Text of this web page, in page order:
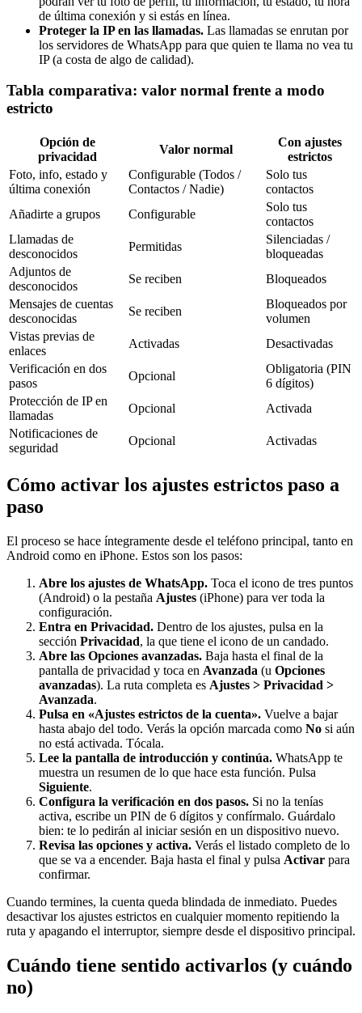
de última conexión y si estás en línea.
Proteger la IP en las llamadas. Las llamadas se enrutan por
los servidores de WhatsApp para que quien te llama no vea tu
IP (a costa de algo de calidad).
Tabla comparativa: valor normal frente a modo
estricto
Opción de
privacidad
Valor normal
Con ajustes
estrictos
Foto, info, estado y
última conexión
Configurable (Todos /
Contactos / Nadie)
Solo tus
contactos
Añadirte a grupos
Configurable
Solo tus
contactos
Llamadas de
desconocidos
Permitidas
Silenciadas /
bloqueadas
Adjuntos de
desconocidos
Se reciben
Bloqueados
Mensajes de cuentas
desconocidas
Se reciben
Bloqueados por
volumen
Vistas previas de
enlaces
Activadas
Desactivadas
Verificación en dos
pasos
Opcional
Obligatoria (PIN
6 dígitos)
Protección de IP en
llamadas
Opcional
Activada
Notificaciones de
seguridad
Opcional Activadas
Cómo activar los ajustes estrictos paso a
paso
El proceso se hace íntegramente desde el teléfono principal, tanto en
Android como en iPhone. Estos son los pasos:
Abre los ajustes de WhatsApp. Toca el icono de tres puntos
(Android) o la pestaña Ajustes (iPhone) para ver toda la
configuración.
Entra en Privacidad. Dentro de los ajustes, pulsa en la
sección Privacidad, la que tiene el icono de un candado.
Abre las Opciones avanzadas. Baja hasta el final de la
pantalla de privacidad y toca en Avanzada (u Opciones
avanzadas). La ruta completa es Ajustes > Privacidad >
Avanzada.
Pulsa en «Ajustes estrictos de la cuenta». Vuelve a bajar
hasta abajo del todo. Verás la opción marcada como No si aún
no está activada. Tócala.
Lee la pantalla de introducción y continúa. WhatsApp te
muestra un resumen de lo que hace esta función. Pulsa
Siguiente.
Configura la verificación en dos pasos. Si no la tenías
activa, escribe un PIN de 6 dígitos y confírmalo. Guárdalo
bien: te lo pedirán al iniciar sesión en un dispositivo nuevo.
Revisa las opciones y activa. Verás el listado completo de lo
que se va a encender. Baja hasta el final y pulsa Activar para
confirmar.
Cuando termines, la cuenta queda blindada de inmediato. Puedes
desactivar los ajustes estrictos en cualquier momento repitiendo la
ruta y apagando el interruptor, siempre desde el dispositivo principal.
Cuándo tiene sentido activarlos (y cuándo
no)